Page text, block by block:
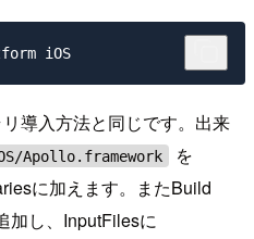
導入方法と同じです。出来
Apollo.framework
を
に加えます。またBuild
加し、InputFilesに